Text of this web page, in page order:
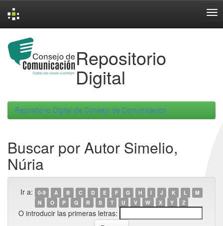
navigation
Repositorio
Digital
Repositorio Digital de Consejo de Comunicacion
Buscar por Autor Simelio,
Núria
Ir a: 0-9 A B C D E F G H I J K L
M
N
O P Q R S T U V W X Y Z
O introducir las primeras letras: